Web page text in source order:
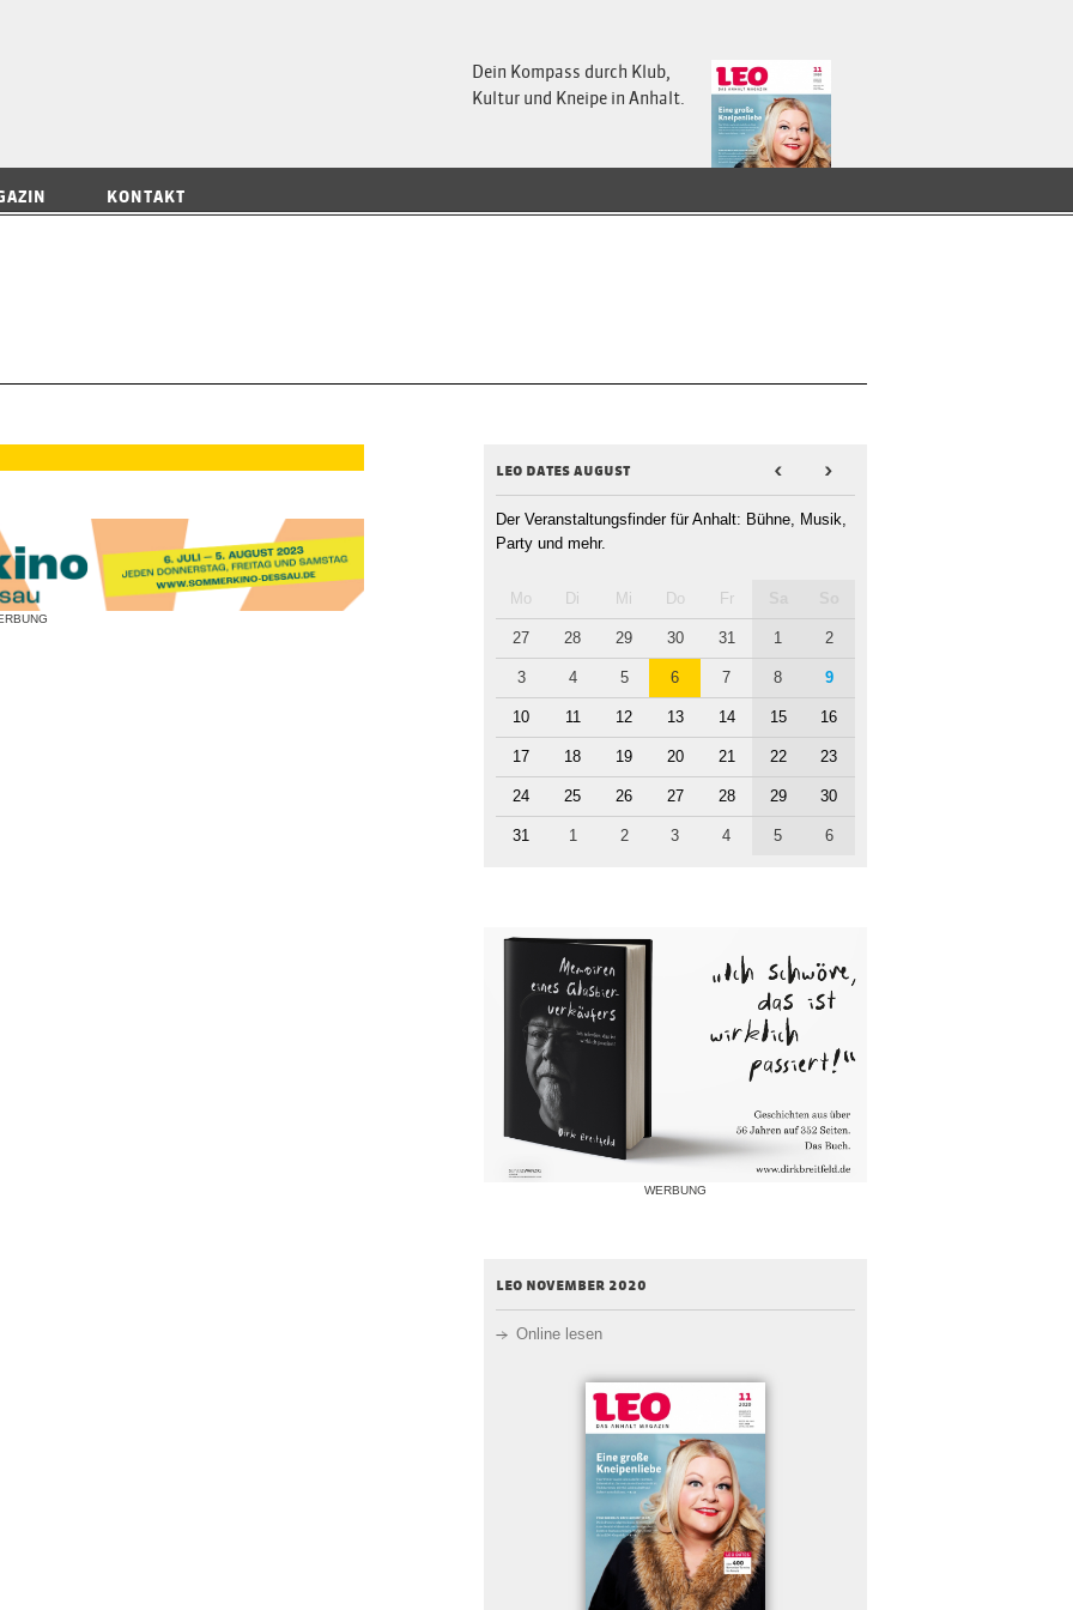
Dein Kompass durch Klub,
Kultur und Kneipe in Anhalt.
KONTAKT
leo dates august < >
Der Veranstaltungsfinder für Anhalt: Bühne, Musik,
Party und mehr.
Mo Di Mi Do Fr
27 28 29 30 31 1 2
3 4 5 6 7 8 9
10 11 12 13 14 15 16
17 18 19 20 21 22 23
24 25 26 27 28 29 30
31 1 2 3 4 5 6
WERBUNG
leo november 2020
Online lesen